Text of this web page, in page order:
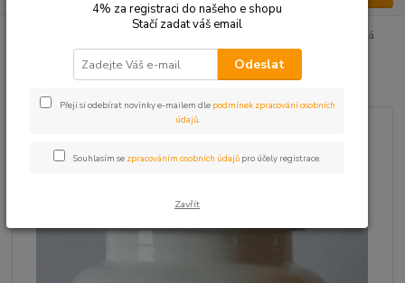
Bylinné kapsle Andělika čínská
Bylinné kapsle Andělika čínská
4% za registraci do našeho e shopu
Stačí zadat váš email
Odeslat
Přeji si odebírat novinky e-mailem dle podmínek zpracování osobních
údajů.
Souhlasím se zpracováním osobních údajů pro účely registrace.
Zavřít